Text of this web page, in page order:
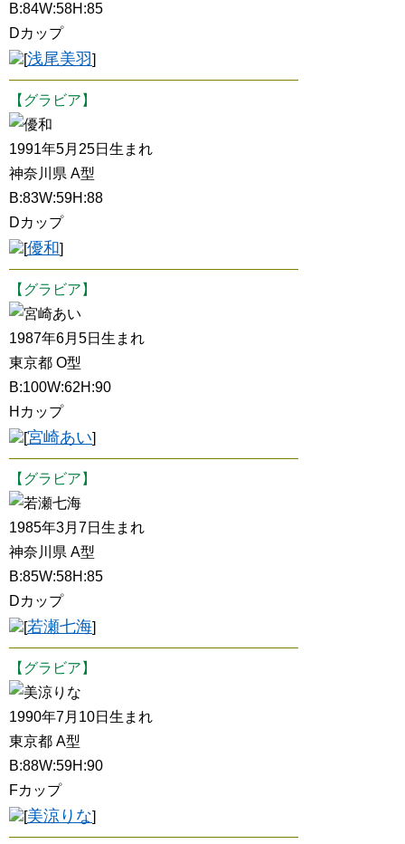
B:84W:58H:85
Dカップ
[浅尾美羽]
【グラビア】
優和
1991年5月25日生まれ
神奈川県 A型
B:83W:59H:88
Dカップ
[優和]
【グラビア】
宮崎あい
1987年6月5日生まれ
東京都 O型
B:100W:62H:90
Hカップ
[宮崎あい]
【グラビア】
若瀬七海
1985年3月7日生まれ
神奈川県 A型
B:85W:58H:85
Dカップ
[若瀬七海]
【グラビア】
美涼りな
1990年7月10日生まれ
東京都 A型
B:88W:59H:90
Fカップ
[美涼りな]